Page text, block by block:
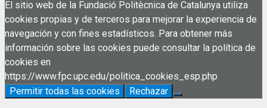
El sitio web de la Fundació Politècnica de Catalunya utiliza
cookies propias y de terceros para mejorar la experiencia de
navegación y con fines estadísticos. Para obtener más
información sobre las cookies puede consultar la política de
cookies en
https://www.fpc.upc.edu/politica_cookies_esp.php
Permitir todas las cookies
Rechazar